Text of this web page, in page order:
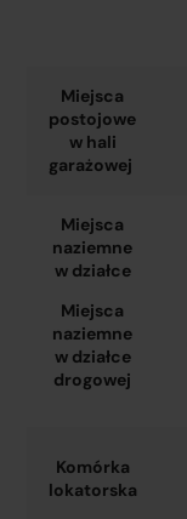
Miejsca
postojowe
w hali
garażowej
Miejsca
naziemne
w działce
Miejsca
naziemne
w działce
drogowej
Komórka
lokatorska